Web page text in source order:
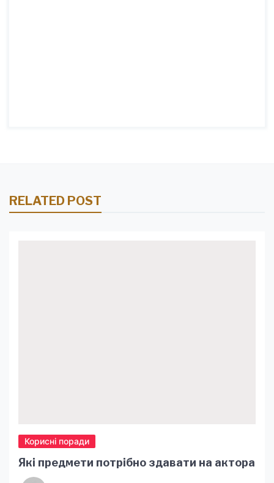
RELATED POST
Корисні поради
Які предмети потрібно здавати на актора